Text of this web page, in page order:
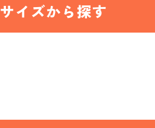
サイズから探す